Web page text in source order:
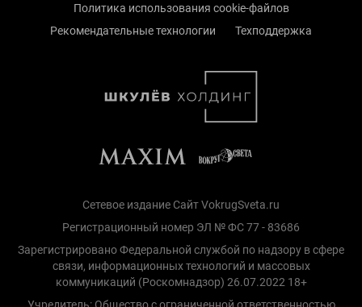
Политика использования cookie-файлов
Рекомендательные технологии
Техподдержка
Сетевое издание Сайт VokrugSveta.ru
Регистрационный номер ЭЛ № ФС 77 - 83686
Зарегистрировано Федеральной службой по надзору в сфере
связи, информационных технологий и массовых
коммуникаций (Роскомнадзор) 26.07.2022 18+
Учредитель: Общество с ограниченной ответственностью